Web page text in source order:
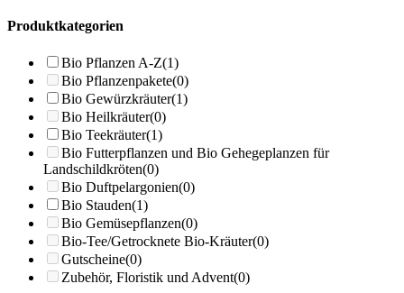
Produktkategorien
Bio Pflanzen A-Z(1)
Bio Pflanzenpakete(0)
Bio Gewürzkräuter(1)
Bio Heilkräuter(0)
Bio Teekräuter(1)
Bio Futterpflanzen und Bio Gehegeplanzen für
Landschildkröten(0)
Bio Duftpelargonien(0)
Bio Stauden(1)
Bio Gemüsepflanzen(0)
Bio-Tee/Getrocknete Bio-Kräuter(0)
Gutscheine(0)
Zubehör, Floristik und Advent(0)